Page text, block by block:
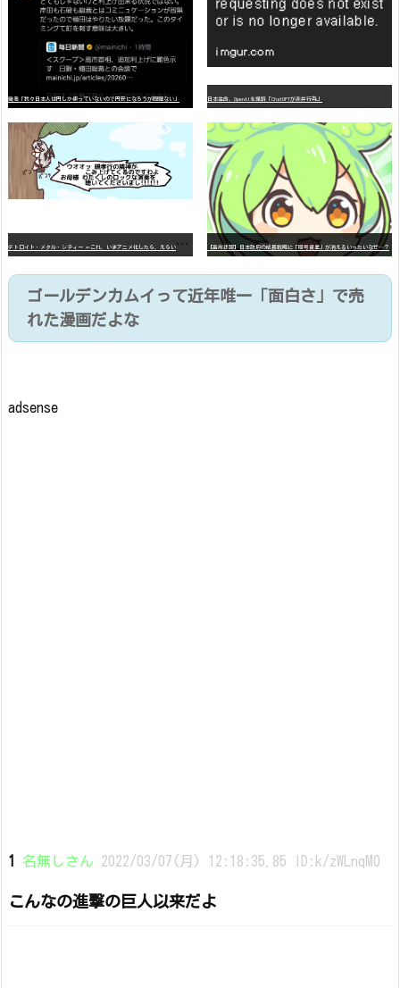
識者「我々日本人は円しか使っていないので円安になろうが問題ない」 日本生命、OpenAIを提訴「ChatGPTが非弁行為」
デ
トロイト・メタル・シティー ⇐これ、いまアニメ化したら、えらいことになってたよな？ 【高市悲報】日本政府の成長戦略に「暗号資産」が消えるいったいなぜ…？
ゴールデンカムイって近年唯一「面白さ」で売
れた漫画だよな
adsense
1 名無しさん 2022/03/07(月) 12:18:35.85 ID:k/zWLnqM0
こんなの進撃の巨人以来だよ